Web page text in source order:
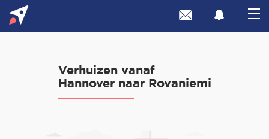
Verhuizen vanaf
Hannover naar Rovaniemi